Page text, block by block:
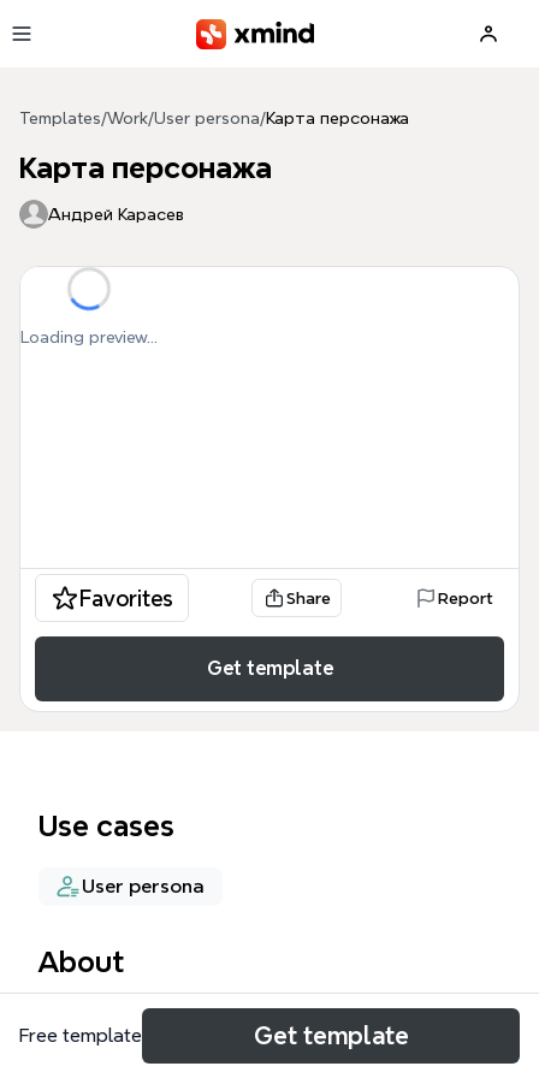
Templates/Work/User persona/Карта персонажа
Карта персонажа
Андрей Карасев
Loading preview...
Favorites Share Report
Get template
Use cases
User persona
About
Карта персонажа — это профессиональный
инструмент для сегментации целевой аудитории,
Free template Get template